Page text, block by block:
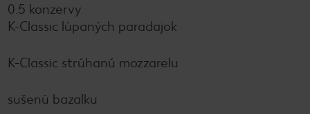
0.5 konzervy
K-Classic lúpaných paradajok
K-Classic strúhanú mozzarelu
sušenú bazalku